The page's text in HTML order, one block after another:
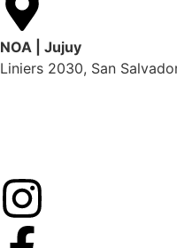
NOA | Jujuy
Liniers 2030, San